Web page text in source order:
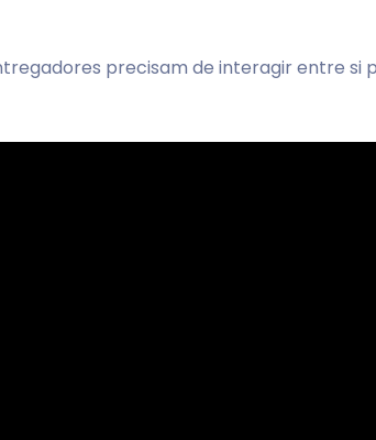
precisam de interagir entre si